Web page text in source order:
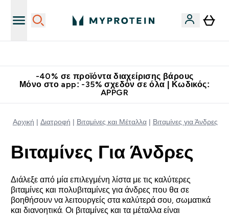
-40% σε προϊόντα διαχείρισης βάρους
Μόνο στο app: -35% σχεδόν σε όλα | Κωδικός:
APPGR
Αρχική Διατροφή Βιταμίνες και Μέταλλα Βιταμίνες για Άνδρες
Βιταμίνες Για Άνδρες
Διάλεξε από μία επιλεγμένη λίστα με τις καλύτερες
βιταμίνες και πολυβιταμίνες για άνδρες που θα σε
βοηθήσουν να λειτουργείς στα καλύτερά σου, σωματικά
και διανοητικά. Οι βιταμίνες και τα μέταλλα είναι